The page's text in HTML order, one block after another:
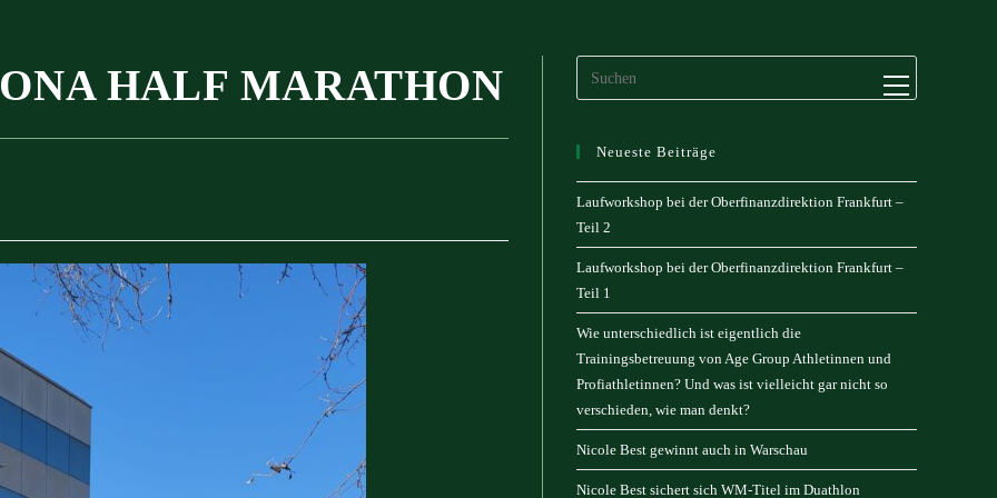
Website-
HALF MARATHON
Neueste Beiträge
Laufworkshop bei der Oberfinanzdirektion Frankfurt –
Teil 2
Laufworkshop bei der Oberfinanzdirektion Frankfurt –
Teil 1
Wie unterschiedlich ist eigentlich die
Trainingsbetreuung von Age Group Athletinnen und
Profiathletinnen? Und was ist vielleicht gar nicht so
verschieden, wie man denkt?
Nicole Best gewinnt auch in Warschau
Nicole Best sichert sich WM-Titel im Duathlon